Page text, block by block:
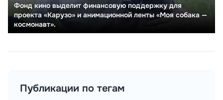
Фонд кино выделит финансовую поддержку для
проекта «Карузо» и анимационной ленты «Моя собака —
космонавт».
Публикации по тегам